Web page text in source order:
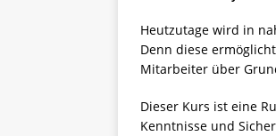
Heutzutage wird in
Denn diese
Mitarbeiter über
Dieser Kurs ist eine
Kenntnisse und